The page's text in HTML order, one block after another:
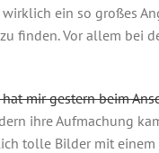
ein so großes
finden. Vor allem bei
mir gestern beim
ihre Aufmachung
tolle Bilder mit